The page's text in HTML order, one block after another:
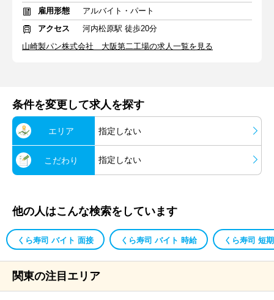
雇用形態
アルバイト・パート
アクセス
河内松原駅 徒歩20分
山崎製パン株式会社 大阪第二工場の求人一覧を見る
条件を変更して求人を探す
エリア 指定しない
こだわり 指定しない
他の人はこんな検索をしています
くら寿司 バイト 面接 くら寿司 バイト 時給 くら寿司 短
関東の注目エリア